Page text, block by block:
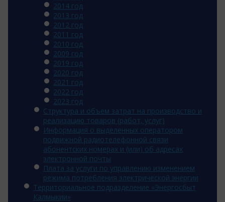
2014 год
2013 год
2012 год
2011 год
2010 год
2009 год
2019 год
2020 год
2021 год
2022 год
2023 год
Структура и объем затрат на производство и
реализацию товаров (работ, услуг)
Информация о выделенных оператором
подвижной радиотелефонной связи
абонентских номерах и (или) об адресах
электронной почты
Плата за услуги по управлению изменением
режима потребления электрической энергии
Территориальное подразделение «Энергосбыт
Калмыкии»